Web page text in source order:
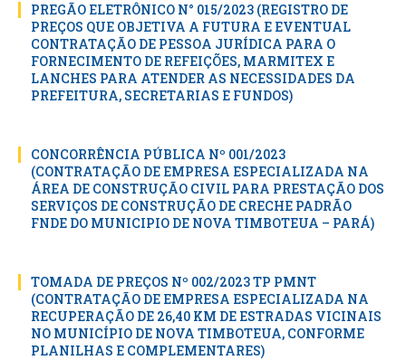
PREGÃO ELETRÔNICO N° 015/2023 (REGISTRO DE
PREÇOS QUE OBJETIVA A FUTURA E EVENTUAL
CONTRATAÇÃO DE PESSOA JURÍDICA PARA O
FORNECIMENTO DE REFEIÇÕES, MARMITEX E
LANCHES PARA ATENDER AS NECESSIDADES DA
PREFEITURA, SECRETARIAS E FUNDOS)
CONCORRÊNCIA PÚBLICA Nº 001/2023
(CONTRATAÇÃO DE EMPRESA ESPECIALIZADA NA
ÁREA DE CONSTRUÇÃO CIVIL PARA PRESTAÇÃO DOS
SERVIÇOS DE CONSTRUÇÃO DE CRECHE PADRÃO
FNDE DO MUNICIPIO DE NOVA TIMBOTEUA – PARÁ)
TOMADA DE PREÇOS Nº 002/2023 TP PMNT
(CONTRATAÇÃO DE EMPRESA ESPECIALIZADA NA
RECUPERAÇÃO DE 26,40 KM DE ESTRADAS VICINAIS
NO MUNICÍPIO DE NOVA TIMBOTEUA, CONFORME
PLANILHAS E COMPLEMENTARES)